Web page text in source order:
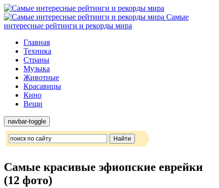
Самые
интересные рейтинги и рекорды мира
Главная
Техника
Страны
Музыка
Животные
Красавицы
Кино
Вещи
navbar-toggle
Самые красивые эфиопские еврейки
(12 фото)